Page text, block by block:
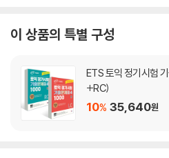
이 상품의 특별 구성
ETS 토익 정기시험
+RC)
10% 35,640원